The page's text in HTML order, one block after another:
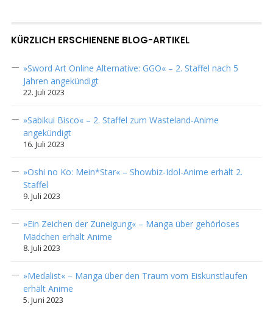
KÜRZLICH ERSCHIENENE BLOG-ARTIKEL
»Sword Art Online Alternative: GGO« – 2. Staffel nach 5
Jahren angekündigt
22. Juli 2023
»Sabikui Bisco« – 2. Staffel zum Wasteland-Anime
angekündigt
16. Juli 2023
»Oshi no Ko: Mein*Star« – Showbiz-Idol-Anime erhält 2.
Staffel
9. Juli 2023
»Ein Zeichen der Zuneigung« – Manga über gehörloses
Mädchen erhält Anime
8. Juli 2023
»Medalist« – Manga über den Traum vom Eiskunstlaufen
erhält Anime
5. Juni 2023